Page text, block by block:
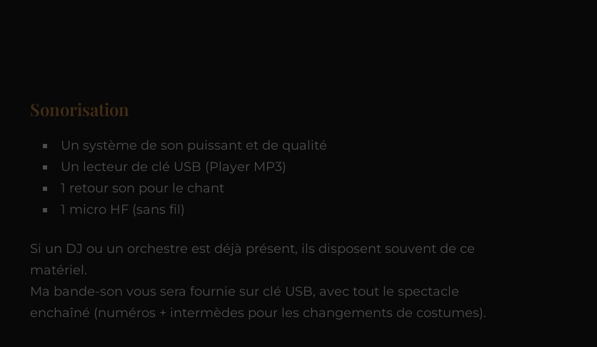
Sonorisation
Un système de son puissant et de qualité
Un lecteur de clé USB (Player MP3)
1 retour son pour le chant
1 micro HF (sans fil)
Si un DJ ou un orchestre est déjà présent, ils disposent souvent de ce
matériel.
Ma bande-son vous sera fournie sur clé USB, avec tout le spectacle
enchaîné (numéros + intermèdes pour les changements de costumes).